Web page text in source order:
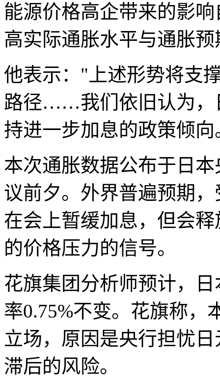
能源价格高企带来的影
高实际通胀水平与通胀预
他表示："上述形势将支
路径……我们依旧认为，
持进一步加息的政策倾向
本次通胀数据公布于日
议前夕。外界普遍预期
在会上暂缓加息，但会
的价格压力的信号。
花旗集团分析师预计，
率0.75%不变。花旗称，
立场，原因是央行担忧
滞后的风险。